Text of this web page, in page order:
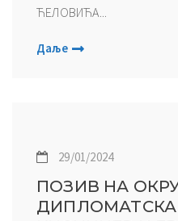
ЋЕЛОВИЋА...
Даље
29/01/2024
ПОЗИВ НА
ДИПЛОМАТСКА